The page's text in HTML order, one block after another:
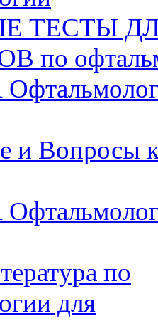
ТЕСТЫ
по
и Вопросы
по
для